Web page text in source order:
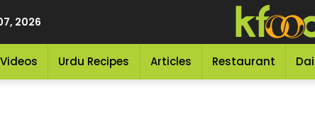
2026
Videos Urdu Recipes Articles Restaurant